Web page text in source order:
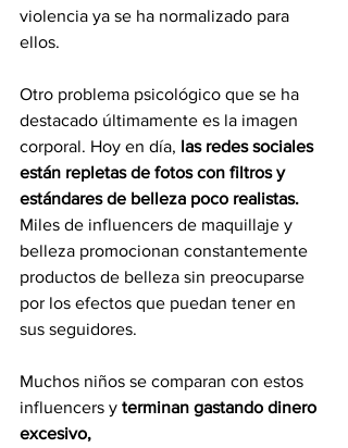
violencia ya se ha normalizado para
ellos.
Otro problema psicológico que se ha
destacado últimamente es la imagen
corporal. Hoy en día, las redes sociales
están repletas de fotos con filtros y
estándares de belleza poco realistas.
Miles de influencers de maquillaje y
belleza promocionan constantemente
productos de belleza sin preocuparse
por los efectos que puedan tener en
sus seguidores.
Muchos niños se comparan con estos
influencers y terminan gastando dinero
excesivo,